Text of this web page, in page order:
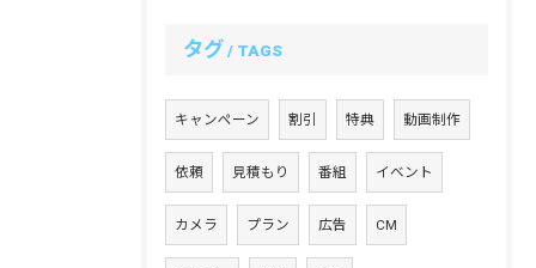
タグ TAGS
キャンペーン 割引 特典 動画制作
依頼 見積もり 番組 イベント
カメラ プラン 広告 CM